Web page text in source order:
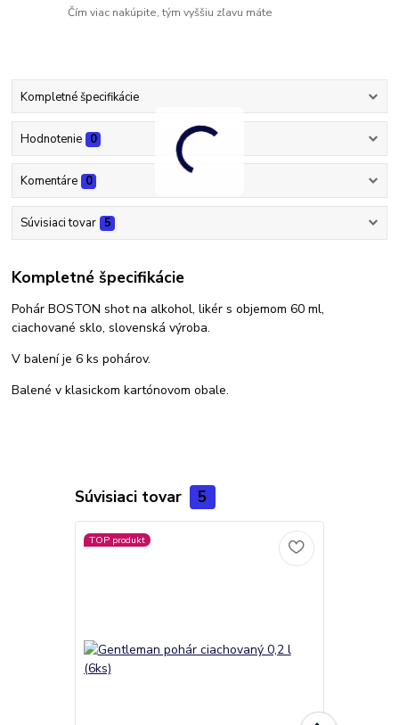
Čím viac nakúpite, tým vyššiu zľavu máte
Kompletné špecifikácie
Hodnotenie 0
Komentáre 0
Súvisiaci tovar 5
Kompletné špecifikácie
Pohár BOSTON shot na alkohol, likér s objemom 60 ml,
ciachované sklo, slovenská výroba.
V balení je 6 ks pohárov.
Balené v klasickom kartónovom obale.
Súvisiaci tovar 5
TOP produkt